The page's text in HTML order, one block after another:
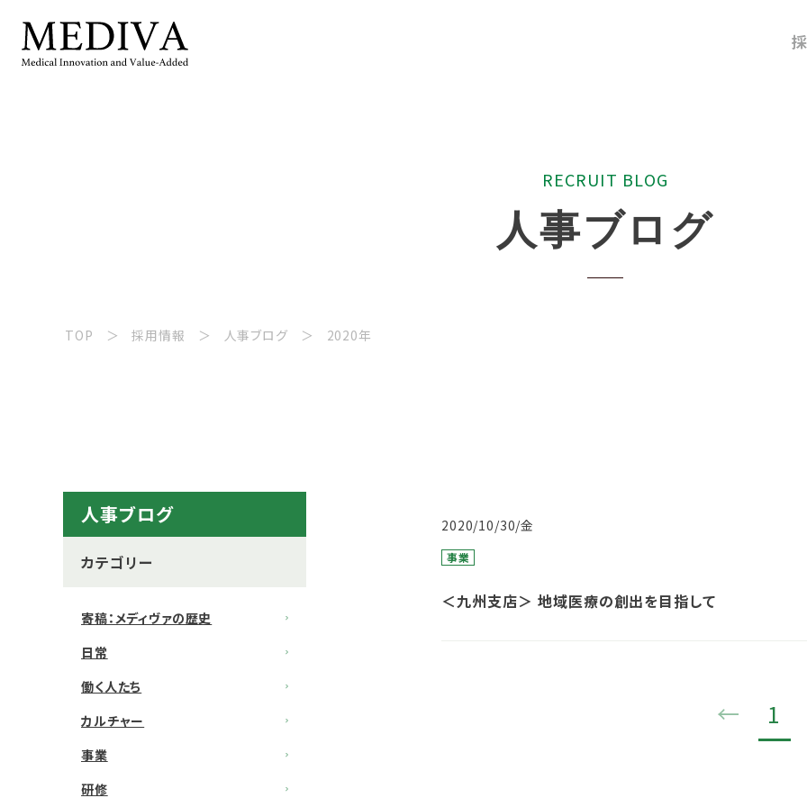
RECRUIT BLOG
人事ブロ グ
TOP 採用情報 人事ブログ 2020年
人事ブログ
カテゴリー
寄稿：メディヴァの歴史
日常
働く人たち
カルチャー
事業
研修
2020/10/30/金
事業
＜九州支店＞ 地域医療の創出を目指して
← 1